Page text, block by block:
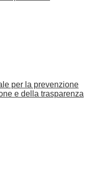
per la prevenzione
e della trasparenza